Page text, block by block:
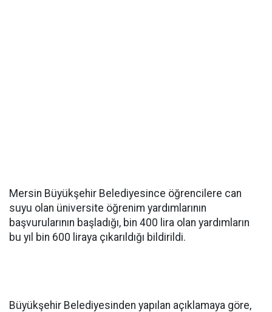
Mersin Büyükşehir Belediyesince öğrencilere can
suyu olan üniversite öğrenim yardımlarının
başvurularının başladığı, bin 400 lira olan yardımların
bu yıl bin 600 liraya çıkarıldığı bildirildi.
Büyükşehir Belediyesinden yapılan açıklamaya göre,